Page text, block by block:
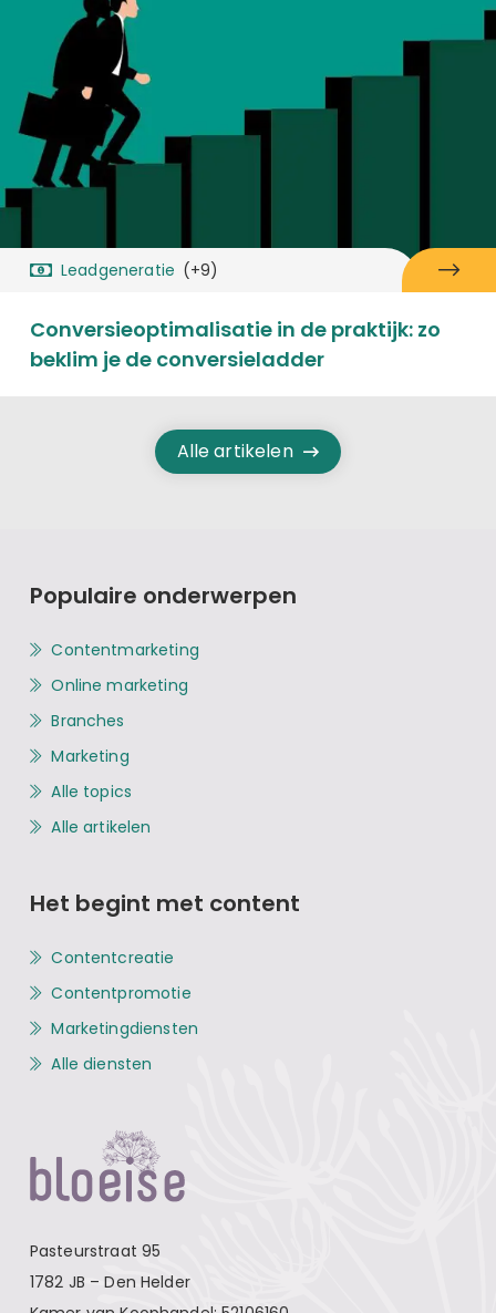
Leadgeneratie (+9)
Conversieoptimalisatie in de praktijk: zo
beklim je de conversieladder
Alle artikelen
Pasteurstraat 95
1782 JB – Den Helder
Populaire onderwerpen
Contentmarketing
Online marketing
Branches
Marketing
Alle topics
Alle artikelen
Het begint met content
Contentcreatie
Contentpromotie
Marketingdiensten
Alle diensten